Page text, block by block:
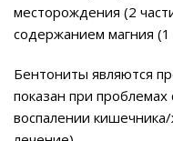
месторождения (2
содержанием магния (1
Бентониты являются
показан при
воспалении